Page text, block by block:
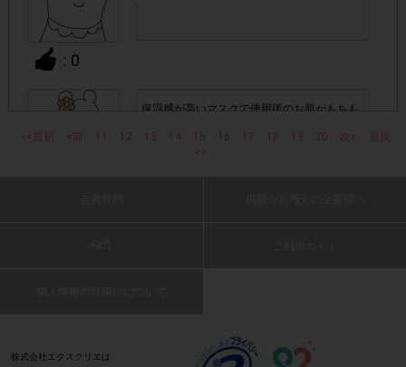
・ECサイトやネットスーパーでのご購入
・購入できなかった/指定個数を購入できなかった場合
同じレシート画像が投稿されている場合
・画像は、jpg、jpeg、pngの拡張子で送ってください。
: 0
保湿感が高いマスクで使用後のお肌がもちも
(2021 年 6 月 10 日 もんきち・50 代・女性)
<<最初 <前 11 12 13 14 15 17 18 19 20 次>
最後
>>
株式会社エクスクリエは